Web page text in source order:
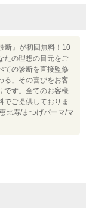
断』が初回無料！10
たの理想の目元をご
ての診断を直接監修
る」その喜びをお客
です。全てのお客様
でご提供しておりま
比寿/まつげパーマ/マ